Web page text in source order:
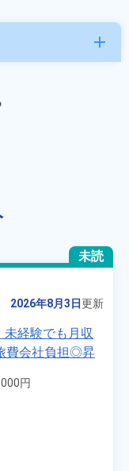
add
未読
2026年8月3日更新
未経験でも月収
費会社負担◎昇
動車製造の各
円
円